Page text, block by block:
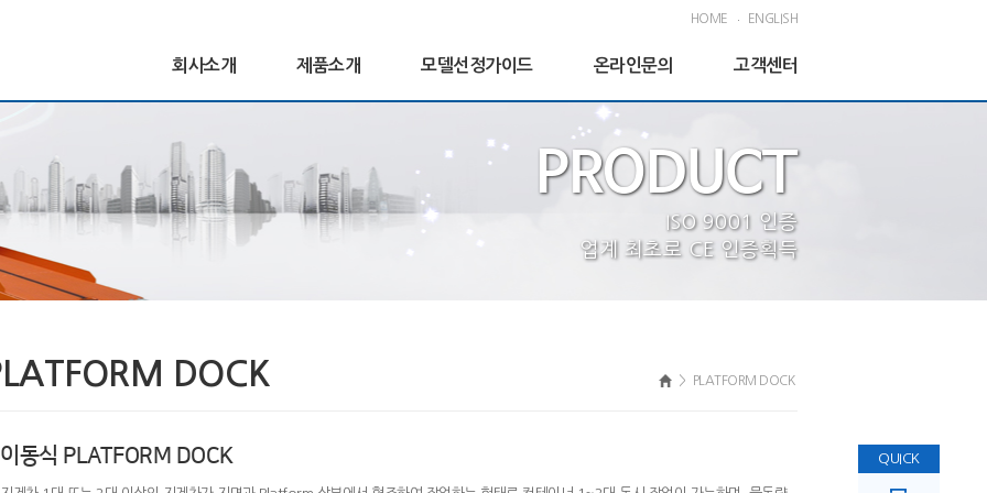
QUICK
HOME ENGLISH
회사소개 제품소개 모델선정가이드 온라인문의 고객센터
PRODUCT
ISO 9001 인증
업계 최초로 CE 인증획득
DOCK > PLATFORM DOCK
이동식 PLATFORM DOCK